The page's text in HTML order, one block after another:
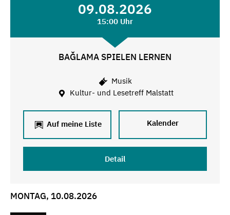
09.08.2026
15:00 Uhr
BAĞLAMA SPIELEN LERNEN
Musik
Kultur- und Lesetreff Malstatt
Auf meine Liste Kalender
Detail
MONTAG, 10.08.2026